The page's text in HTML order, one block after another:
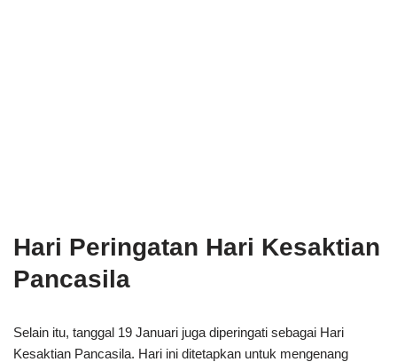
Hari Peringatan Hari Kesaktian
Pancasila
Selain itu, tanggal 19 Januari juga diperingati sebagai Hari
Kesaktian Pancasila. Hari ini ditetapkan untuk mengenang